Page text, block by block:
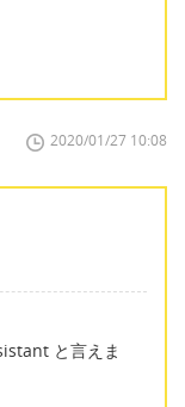
2020/01/27 10:08
と言えま